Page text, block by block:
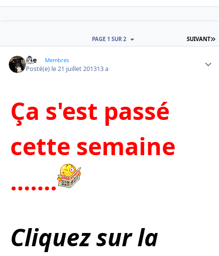
SUIVANT
PAGE 1 SUR 2
Joe Membres
Posté(e) le 21 juillet 201313 a
Ça s'est passé
cette semaine
…….
Cliquez sur la